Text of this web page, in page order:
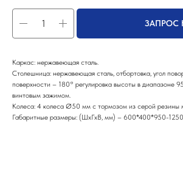
ЗАПРОС
Каркас: нержавеющая сталь.
Столешница: нержавеющая сталь, отбортовка, угол
поверхности – 180° регулировка высоты в диапазоне
винтовым зажимом.
Колеса: 4 колеса Ø50 мм с тормозом из серой резины
Габаритные размеры: (ШхГхВ, мм) – 600*400*950-